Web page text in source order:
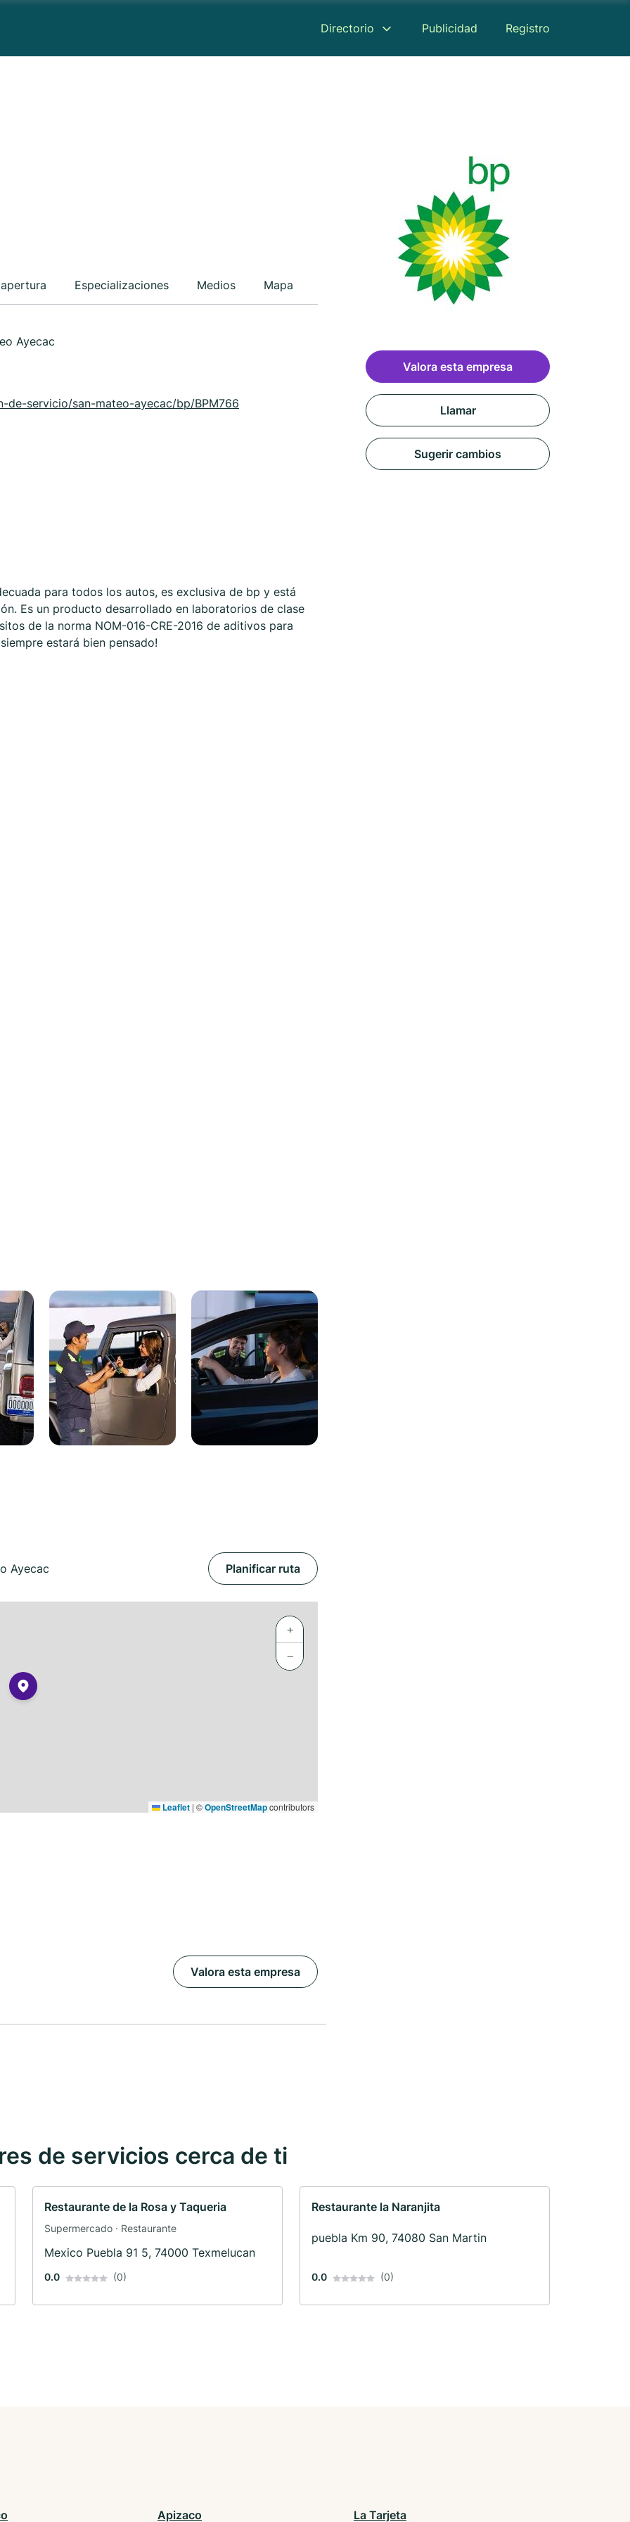
Directorio Publicidad Registro
Especializaciones Medios Mapa
Ayecac
de-servicio/san-mateo-ayecac/bp/BPM766
para todos los autos, es exclusiva de bp y está
Es un producto desarrollado en laboratorios de clase
de la norma NOM-016-CRE-2016 de aditivos para
estará bien pensado!
Ayecac Planificar ruta
+
−
Leaflet | ©OpenStreetMapcontributors
Valora esta empresa
Valora esta empresa
Llamar
Sugerir cambios
de servicios cerca de ti
Restaurante de la Rosa y Taqueria
Supermercado · Restaurante
Mexico Puebla 91 5, 74000 Texmelucan
0.0 (0)
Restaurante la Naranjita
puebla Km 90, 74080 San Martin
0.0 (0)
Apizaco La Tarjeta